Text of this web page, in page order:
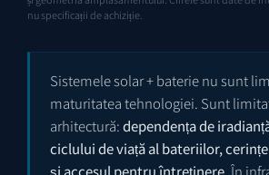
nu specificații de achiziție.
Sistemele solar + baterie nu sunt
maturitatea tehnologiei. Sunt
arhitectură:dependența de
ciclului de viață al bateriilor,
și accesul pentru întreținere. În